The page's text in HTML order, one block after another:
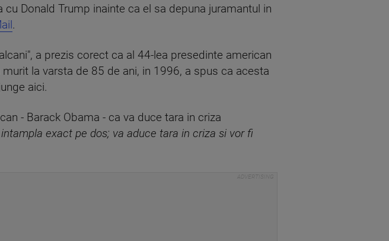
Donald Trump inainte ca el sa depuna juramantul in
.
a prezis corect ca al 44-lea presedinte american
la varsta de 85 de ani, in 1996, a spus ca acesta
aici.
- Barack Obama - ca va duce tara in criza
exact pe dos; va aduce tara in criza si vor fi